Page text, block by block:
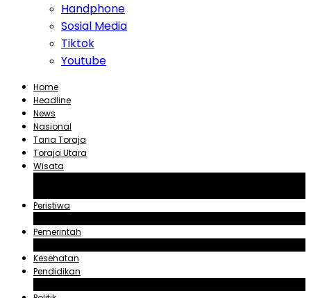
Handphone
Sosial Media
Tiktok
Youtube
Home
Headline
News
Nasional
Tana Toraja
Toraja Utara
Wisata
Peristiwa
Pemerintah
Kesehatan
Pendidikan